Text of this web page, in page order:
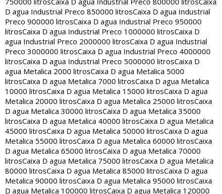
D agua Industrial Preco 850000 litrosCaixa D agua Industrial
Preco 900000 litrosCaixa D agua Industrial Preco 950000
litrosCaixa D agua Industrial Preco 1000000 litrosCaixa D
agua Industrial Preco 2000000 litrosCaixa D agua Industrial
Preco 3000000 litrosCaixa D agua Industrial Preco 4000000
litrosCaixa D agua Industrial Preco 5000000 litrosCaixa D
agua Metalica 2000 litrosCaixa D agua Metalica 5000
litrosCaixa D agua Metalica 7000 litrosCaixa D agua Metalica
10000 litrosCaixa D agua Metalica 15000 litrosCaixa D agua
Metalica 20000 litrosCaixa D agua Metalica 25000 litrosCaixa
D agua Metalica 30000 litrosCaixa D agua Metalica 35000
litrosCaixa D agua Metalica 40000 litrosCaixa D agua Metalica
45000 litrosCaixa D agua Metalica 50000 litrosCaixa D agua
Metalica 55000 litrosCaixa D agua Metalica 60000 litrosCaixa
D agua Metalica 65000 litrosCaixa D agua Metalica 70000
litrosCaixa D agua Metalica 75000 litrosCaixa D agua Metalica
80000 litrosCaixa D agua Metalica 85000 litrosCaixa D agua
Metalica 90000 litrosCaixa D agua Metalica 95000 litrosCaixa
D agua Metalica 100000 litrosCaixa D agua Metalica 120000